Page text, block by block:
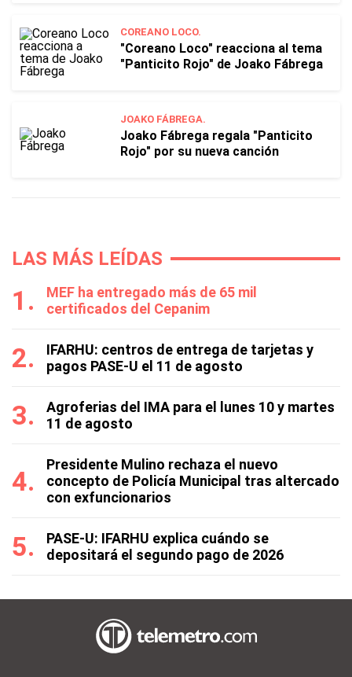
COREANO LOCO.
"Coreano Loco" reacciona al tema
"Panticito Rojo" de Joako Fábrega
JOAKO FÁBREGA.
Joako Fábrega regala "Panticito
Rojo" por su nueva canción
LAS MÁS LEÍDAS
MEF ha entregado más de 65 mil
certificados del Cepanim
IFARHU: centros de entrega de tarjetas y
pagos PASE-U el 11 de agosto
Agroferias del IMA para el lunes 10 y martes
11 de agosto
Presidente Mulino rechaza el nuevo
concepto de Policía Municipal tras altercado
con exfuncionarios
PASE-U: IFARHU explica cuándo se
depositará el segundo pago de 2026